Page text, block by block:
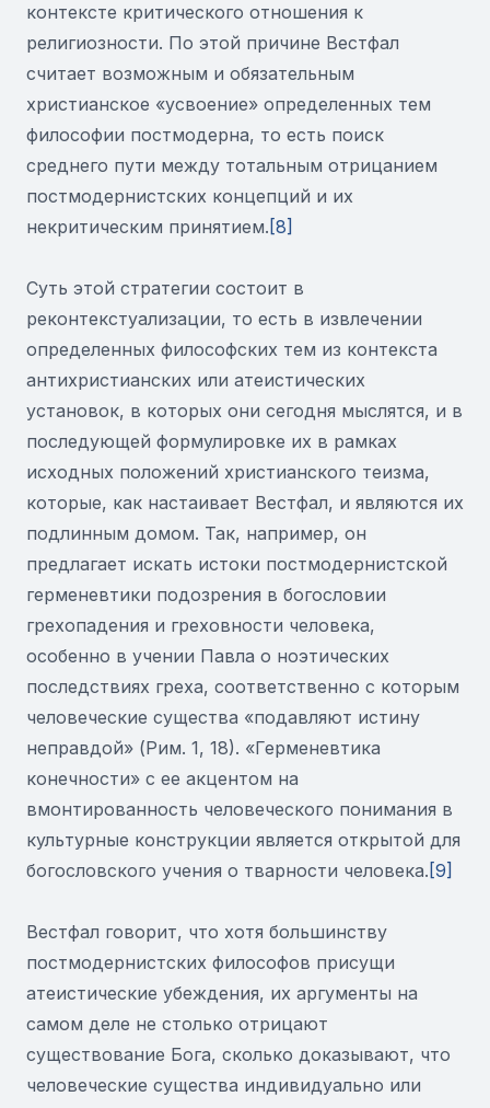
контексте критического отношения к
религиозности. По этой причине Вестфал
считает возможным и обязательным
христианское «усвоение» определенных тем
философии постмодерна, то есть поиск
среднего пути между тотальным отрицанием
постмодернистских концепций и их
некритическим принятием. [8]
Суть этой стратегии состоит в
реконтекстуализации, то есть в извлечении
определенных философских тем из контекста
антихристианских или атеистических
установок, в которых они сегодня мыслятся, и в
последующей формулировке их в рамках
исходных положений христианского теизма,
которые, как настаивает Вестфал, и являются их
подлинным домом. Так, например, он
предлагает искать истоки постмодернистской
герменевтики подозрения в богословии
грехопадения и греховности человека,
особенно в учении Павла о ноэтических
последствиях греха, соответственно с которым
человеческие существа «подавляют истину
неправдой» (Рим. 1, 18). «Герменевтика
конечности» с ее акцентом на
вмонтированность человеческого понимания в
культурные конструкции является открытой для
богословского учения о тварности человека. [9]
Вестфал говорит, что хотя большинству
постмодернистских философов присущи
атеистические убеждения, их аргументы на
самом деле не столько отрицают
существование Бога, сколько доказывают, что
человеческие существа индивидуально или